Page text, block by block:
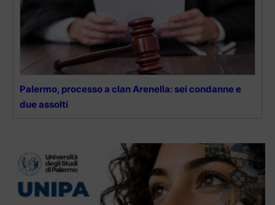
Palermo, processo a clan Arenella: sei condanne e
due assolti